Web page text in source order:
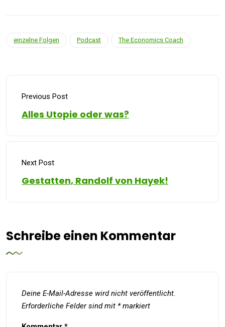
einzelne Folgen Podcast The Economics Coach
Previous Post
Alles Utopie oder was?
Next Post
Gestatten, Randolf von Hayek!
Schreibe einen Kommentar
Deine E-Mail-Adresse wird nicht veröffentlicht.
Erforderliche Felder sind mit *markiert